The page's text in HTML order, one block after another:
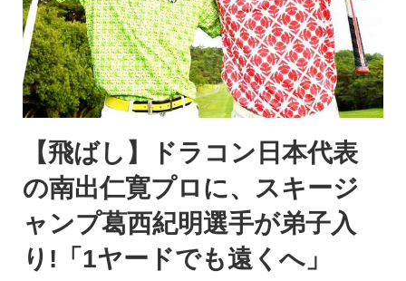
【飛ばし】ドラコン日本代表
の南出仁寛プロに、スキージ
ャンプ葛西紀明選手が弟子入
り!「1ヤードでも遠くへ」